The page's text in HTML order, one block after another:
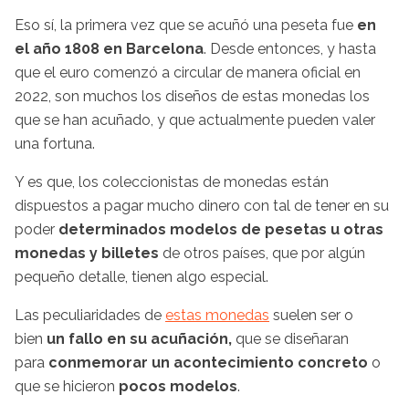
Eso sí, la primera vez que se acuñó una peseta fue en
el año 1808 en Barcelona. Desde entonces, y hasta
que el euro comenzó a circular de manera oficial en
2022, son muchos los diseños de estas monedas los
que se han acuñado, y que actualmente pueden valer
una fortuna.
Y es que, los coleccionistas de monedas están
dispuestos a pagar mucho dinero con tal de tener en su
poder determinados modelos de pesetas u otras
monedas y billetes de otros países, que por algún
pequeño detalle, tienen algo especial.
Las peculiaridades de estas monedas suelen ser o
bien un fallo en su acuñación, que se diseñaran
para conmemorar un acontecimiento concreto o
que se hicieron pocos modelos.